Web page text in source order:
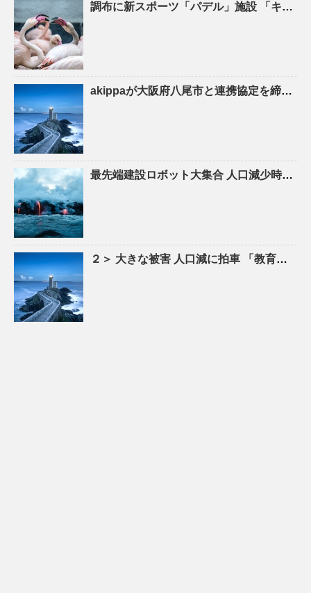
調布に新スポーツ「パデル」施設 「キャプテン翼」高橋陽一さん手がける – 調布経済新聞
akippaが大阪府八尾市と連携協定を締結！駐車場シェアを活かしたにぎわいの創出と関係
最先端建設ロボット大集合 人口 減少時代の建設現場を救え！ – YouTube
２＞ 大きな被害 人口 減に拍車 「教育のまち」で移住促進｜特集 – 苫小牧民報